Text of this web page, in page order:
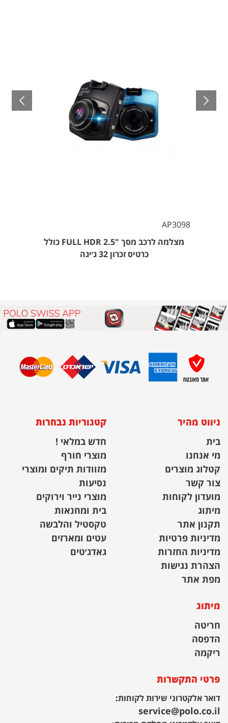
AP3098
מצלמה לרכב מסך "2.5 FULL HDR כולל
כרטיס זכרון 32 ג׳יגה
ניווט מהיר
בית
מי אנחנו
קטלוג מוצרים
צור קשר
מועדון לקוחות
מיתוג
תקנון אתר
מדיניות פרטיות
מדיניות החזרות
הצהרת נגישות
מפת אתר
קטגוריות נבחרות
חדש במלאי !
מוצרי חורף
מזוודות תיקים ומוצרי
נסיעות
מוצרי נייר וירוקים
בית ומחנאות
טקסטיל והלבשה
עטים ומארזים
גאדג׳טים
מיתוג
חריטה
הדפסה
ריקמה
פרטי התקשרות
דואר אלקטרוני שירות לקוחות:
service@polo.co.il